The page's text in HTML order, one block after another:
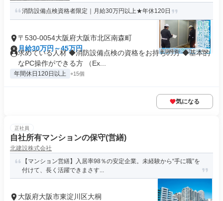
消防設備点検資格者限定｜月給30万円以上★年休120日
〒530-0054大阪府大阪市北区南森町
月給30万円～45万円
求めている人材 ◆消防設備点検の資格をお持ちの方 ◆基本的
なPC操作ができる方 （Ex...
年間休日120日以上 +15個
気になる
正社員
自社所有マンションの保守(営繕)
北建設株式会社
【マンション営繕】入居率98％の安定企業。未経験から“手に職”を
付けて、長く活躍できまさす...
大阪府大阪市東淀川区大桐